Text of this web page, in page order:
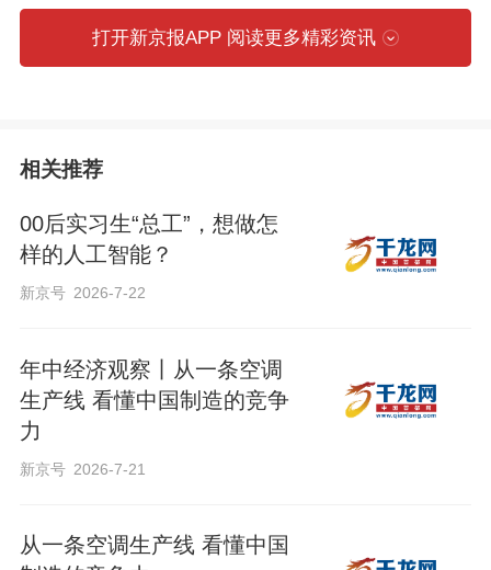
甚至有点猥琐的问题：如果《底特律：变
人》里的那种仿生人真的上市了，我该看
无法言说的“核心功能”
它的第一大卖点——虽然没有任何正经发
布会会承认——一定是性。
为什么？因为一个全功能的、高度拟真的
不需要做成高度仿真的人形。家务清洁可
打开新京报APP 阅读更多精彩资讯
相关推荐
00后实习生“总工”，想做怎
样的人工智能？
新京号 2026-7-22
年中经济观察丨从一条空调
生产线 看懂中国制造的竞争
力
新京号 2026-7-21
从一条空调生产线 看懂中国